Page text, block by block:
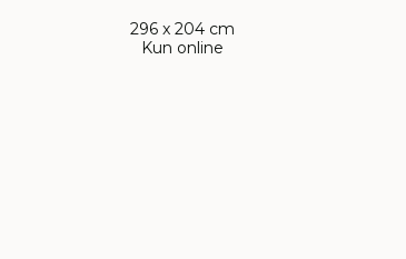
296 x 204 cm
Kun online